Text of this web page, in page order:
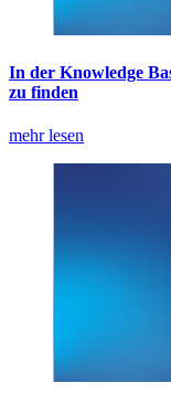
In der Knowledge
zu finden
mehr lesen